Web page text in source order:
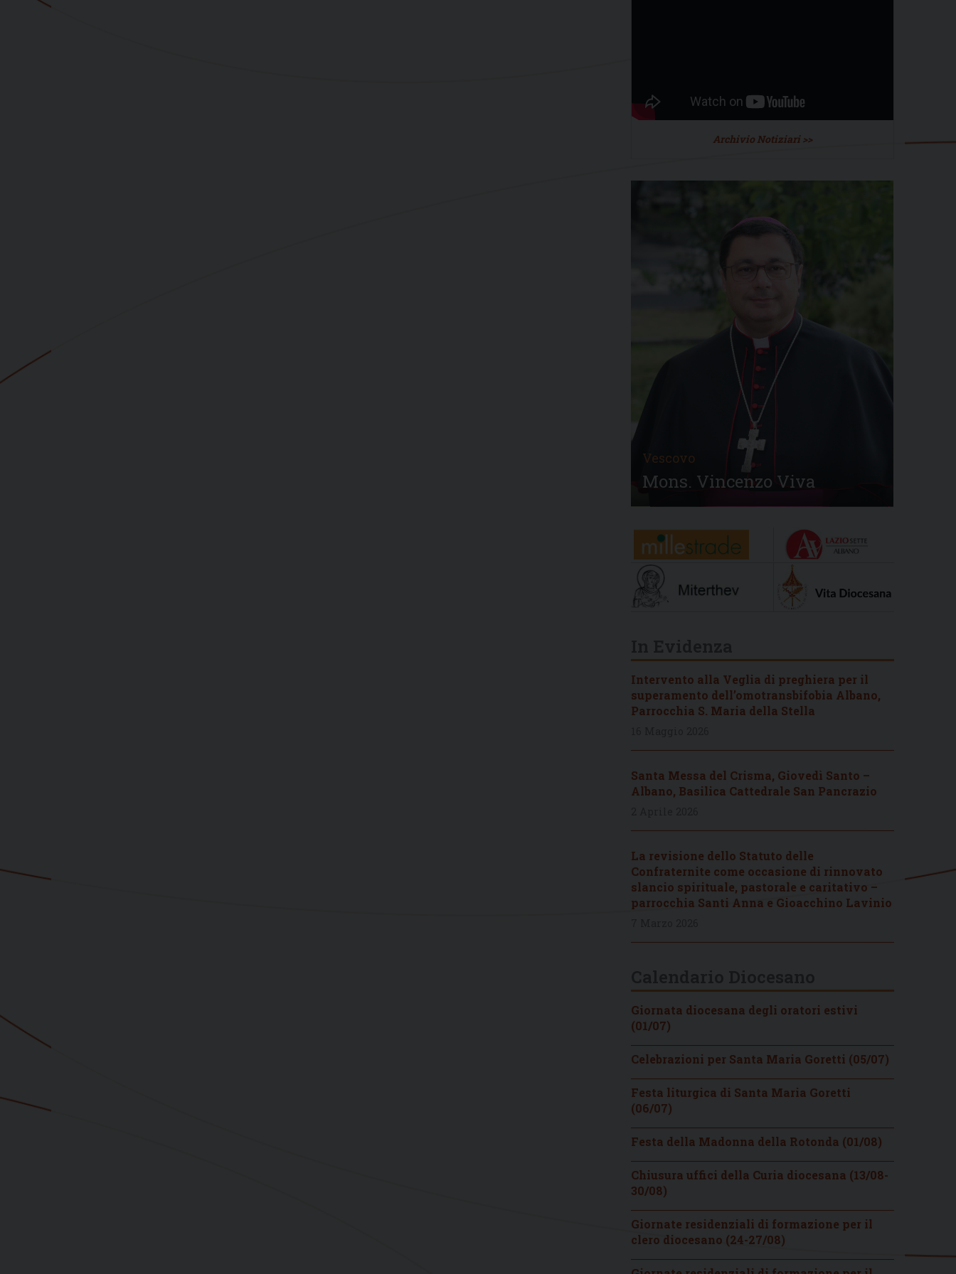
Archivio Notiziari >>
Vescovo
Mons. Vincenzo Viva
Intervento alla Veglia di preghiera per il
superamento dell’omotransbifobia Albano,
Parrocchia S. Maria della Stella
Santa Messa del Crisma, Giovedì Santo –
Albano, Basilica Cattedrale San Pancrazio
La revisione dello Statuto delle
Confraternite come occasione di rinnovato
slancio spirituale, pastorale e caritativo –
parrocchia Santi Anna e Gioacchino Lavinio
Giornata diocesana degli oratori estivi
(01/07)
Celebrazioni per Santa Maria Goretti (05/07)
Festa liturgica di Santa Maria Goretti
(06/07)
Festa della Madonna della Rotonda (01/08)
Chiusura uffici della Curia diocesana (13/08-
30/08)
Giornate residenziali di formazione per il
clero diocesano (24-27/08)